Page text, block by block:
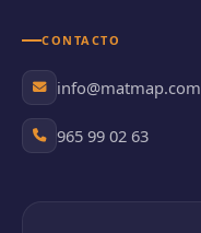
CONTACTO
info@matmap.com
965 99 02 63